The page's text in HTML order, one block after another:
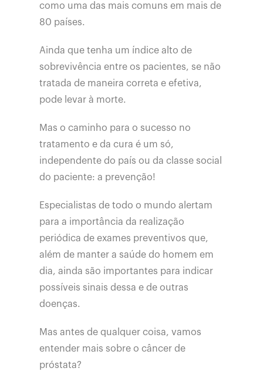
como uma das mais comuns em mais de
80 países.
Ainda que tenha um índice alto de
sobrevivência entre os pacientes, se não
tratada de maneira correta e efetiva,
pode levar à morte.
Mas o caminho para o sucesso no
tratamento e da cura é um só,
independente do país ou da classe social
do paciente: a prevenção!
Especialistas de todo o mundo alertam
para a importância da realização
periódica de exames preventivos que,
além de manter a saúde do homem em
dia, ainda são importantes para indicar
possíveis sinais dessa e de outras
doenças.
Mas antes de qualquer coisa, vamos
entender mais sobre o câncer de
próstata?